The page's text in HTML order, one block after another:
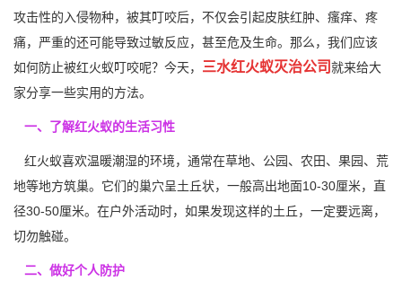
攻击性的入侵物种，被其叮咬后，不仅会引起皮肤红肿、瘙痒、疼
痛，严重的还可能导致过敏反应，甚至危及生命。那么，我们应该
如何防止被红火蚁叮咬呢？今天， 三水红火蚁灭治公司就来给大
家分享一些实用的方法。
一、了解红火蚁的生活习性
红火蚁喜欢温暖潮湿的环境，通常在草地、公园、农田、果园、荒
地等地方筑巢。它们的巢穴呈土丘状，一般高出地面10-30厘米，直
径30-50厘米。在户外活动时，如果发现这样的土丘，一定要远离，
切勿触碰。
二、做好个人防护